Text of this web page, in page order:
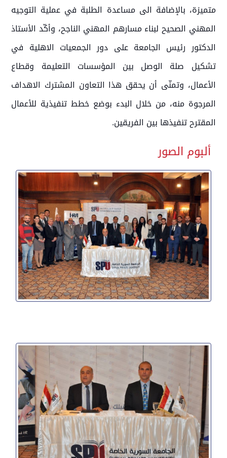
متميزة، بالإضافة الى مساعدة الطلبة في عملية التوجيه
المهني الصحيح لبناء مسارهم المهني الناجح، وأكّد الأستاذ
الدكتور رئيس الجامعة على دور الجمعيات الاهلية في
تشكيل صلة الوصل بين المؤسسات التعليمة وقطاع
الأعمال، وتمنّى أن يحقق هذا التعاون المشترك الاهداف
المرجوة منه، من خلال البدء بوضع خطط تنفيذية للأعمال
المقترح تنفيذها بين الفريقين.
ألبوم الصور